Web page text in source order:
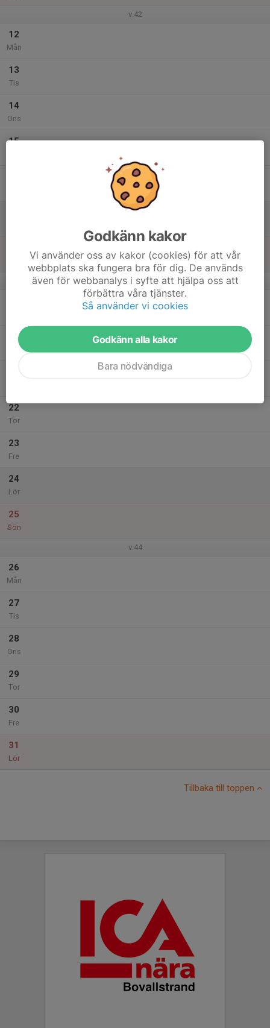
v.42
12
Mån
13
Tis
14
Ons
15
v.43
20
22
Tor
23
Fre
24
Lör
25
Sön
v.44
26
Mån
27
Tis
28
Ons
29
Tor
30
Fre
31
Lör
Tillbaka till toppen
Godkänn kakor
Vi använder oss av kakor (cookies) för att vår
webbplats ska fungera bra för dig. De används
även för webbanalys i syfte att hjälpa oss att
förbättra våra tjänster.
Så använder vi cookies
Godkänn alla kakor
Bara nödvändiga